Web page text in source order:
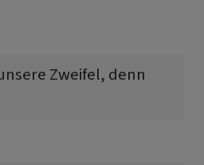
Zweifel, denn